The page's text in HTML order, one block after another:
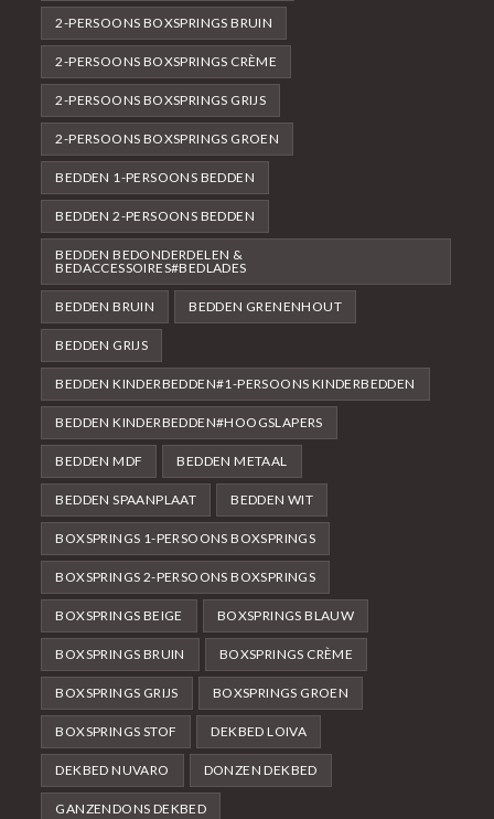
2-PERSOONS BOXSPRINGS BRUIN
2-PERSOONS BOXSPRINGS CRÈME
2-PERSOONS BOXSPRINGS GRIJS
2-PERSOONS BOXSPRINGS GROEN
BEDDEN 1-PERSOONS BEDDEN
BEDDEN 2-PERSOONS BEDDEN
BEDDEN BEDONDERDELEN &
BEDACCESSOIRES#BEDLADES
BEDDEN BRUIN BEDDEN GRENENHOUT
BEDDEN GRIJS
BEDDEN KINDERBEDDEN#1-PERSOONS KINDERBEDDEN
BEDDEN KINDERBEDDEN#HOOGSLAPERS
BEDDEN MDF BEDDEN METAAL
BEDDEN SPAANPLAAT BEDDEN WIT
BOXSPRINGS 1-PERSOONS BOXSPRINGS
BOXSPRINGS 2-PERSOONS BOXSPRINGS
BOXSPRINGS BEIGE BOXSPRINGS BLAUW
BOXSPRINGS BRUIN BOXSPRINGS CRÈME
BOXSPRINGS GRIJS BOXSPRINGS GROEN
BOXSPRINGS STOF DEKBED LOIVA
DEKBED NUVARO DONZEN DEKBED
GANZENDONS DEKBED